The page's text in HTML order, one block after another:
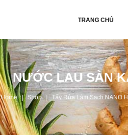
TRANG CHỦ
NƯỚC LAU SÀN
Home Shop Tẩy Rửa Làm Sạch NANO